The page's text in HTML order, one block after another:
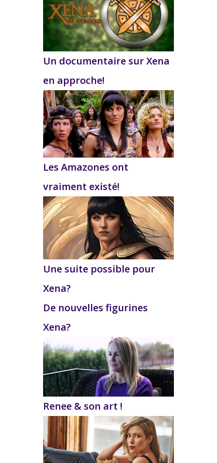
Un documentaire sur Xena
en approche!
Les Amazones ont
vraiment existé!
Une suite possible pour
Xena?
De nouvelles figurines
Xena?
Renee & son art !